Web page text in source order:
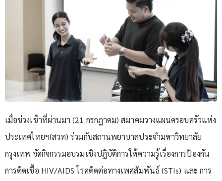
เมื่อช่วงเช้าที่ผ่านมา (21 กรกฎาคม) สมาคมวางแผนครอบครัวแห่ง
ประเทศไทยฯ(สวท) ร่วมกับสถานพยาบาลประจำมหาวิทยาลัย
กรุงเทพ จัดกิจกรรมอบรมเชิงปฏิบัติการให้ความรู้เรื่องการป้องกัน
การติดเชื้อ HIV/AIDS โรคติดต่อทางเพศสัมพันธ์ (STIs) และ การ